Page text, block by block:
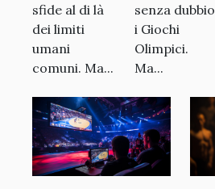
sfide al di là
dei limiti
umani
comuni. Ma...
senza dubbio
i Giochi
Olimpici.
Ma...